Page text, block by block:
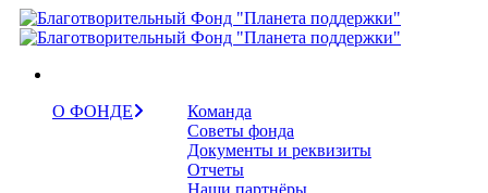
О ФОНДЕ
Команда
Советы фонда
Документы и реквизиты
Отчеты
Наши партнёры